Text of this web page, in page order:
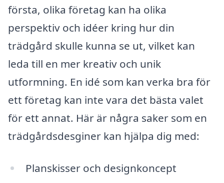
första, olika företag kan ha olika
perspektiv och idéer kring hur din
trädgård skulle kunna se ut, vilket kan
leda till en mer kreativ och unik
utformning. En idé som kan verka bra för
ett företag kan inte vara det bästa valet
för ett annat. Här är några saker som en
trädgårdsdesginer kan hjälpa dig med:
Planskisser och designkoncept